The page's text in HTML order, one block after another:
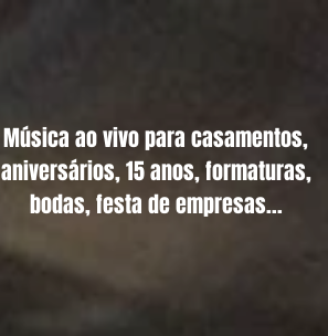
Música ao vivo para casamentos,
aniversários, 15 anos, formaturas,
bodas, festa de empresas...